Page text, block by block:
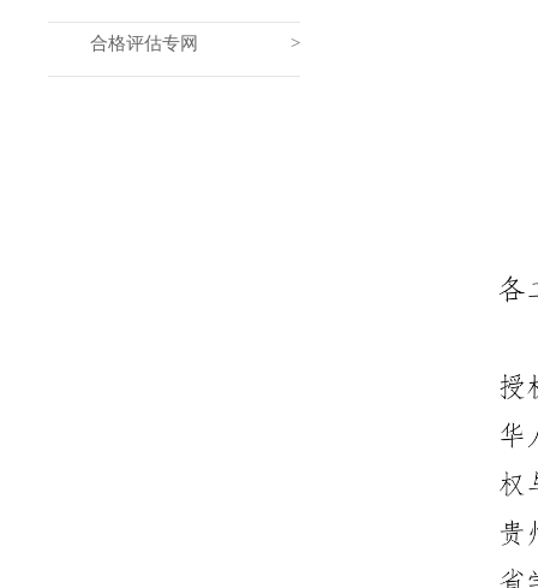
合格评估专网